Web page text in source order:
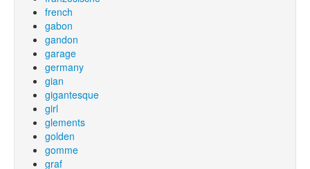
french
gabon
gandon
garage
germany
gian
gigantesque
girl
glements
golden
gomme
graf